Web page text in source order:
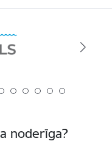
noderīga?